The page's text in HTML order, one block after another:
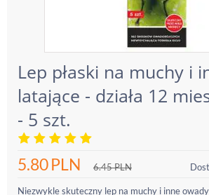
Lep płaski na muchy i
latające - działa 12
- 5 szt.
5.80PLN 6.45PLN
Niezwykle skuteczny lep na muchy i inne